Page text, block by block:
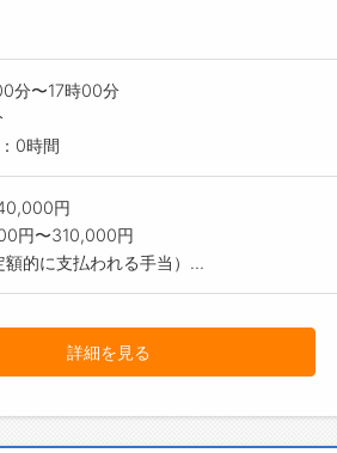
分〜17時00分
0時間
円
円〜310,000円
額的に支払われる手当）...
詳細を見る